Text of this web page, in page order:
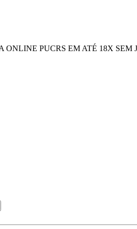
ONLINE PUCRS EM ATÉ 18X SEM